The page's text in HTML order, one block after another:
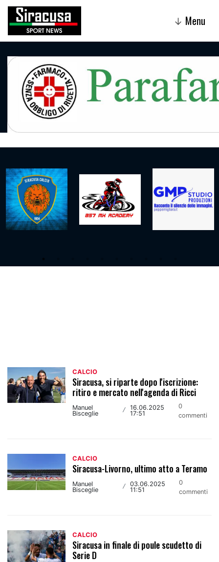
↓ Menu
CALCIO
Siracusa, si riparte dopo l'iscrizione:
ritiro e mercato nell'agenda di Ricci
Manuel
Bisceglie
/
16.06.2025
17:51
0
commenti
CALCIO
Siracusa-Livorno, ultimo atto a Teramo
Manuel
Bisceglie
/ 03.06.2025
11:51
0
commenti
CALCIO
Siracusa in finale di poule scudetto di
Serie D